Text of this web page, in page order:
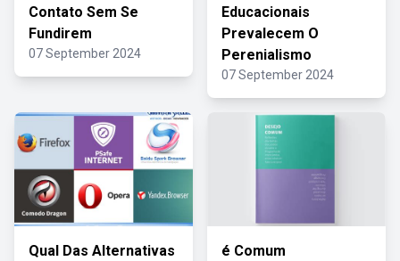
Contato Sem Se
Fundirem
07 September 2024
Educacionais
Prevalecem O
Perenialismo
07 September 2024
Qual Das Alternativas
é Comum